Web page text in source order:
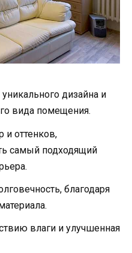
дизайна и
вида помещения.
и оттенков,
самый подходящий
благодаря
влаги и улучшенная